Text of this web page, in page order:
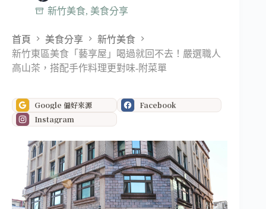
新竹美食, 美食分享
首頁 美食分享
新竹美食
新竹東區美食「藝享屋」喝過就回不去！嚴選職人
高山茶，搭配手作料理更對味-附菜單
Google 偏好來源
Facebook
Instagram